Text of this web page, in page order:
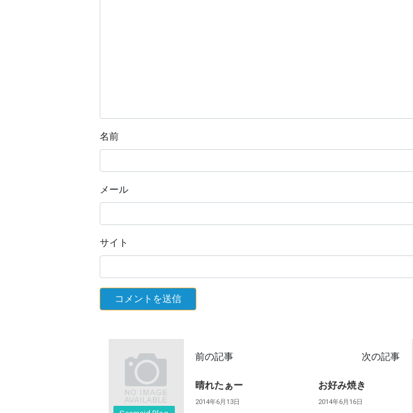
名前
メール
サイト
前の記事
晴れたぁー
2014年6月13日
次の記事
お好み焼き
2014年6月16日